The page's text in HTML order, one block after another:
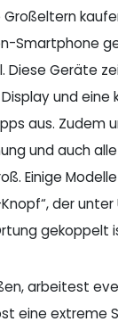
Großeltern
Smartphone
Diese Geräte
und eine
aus. Zudem
und auch
Einige
der
gekoppelt
arbeitest
eine extreme